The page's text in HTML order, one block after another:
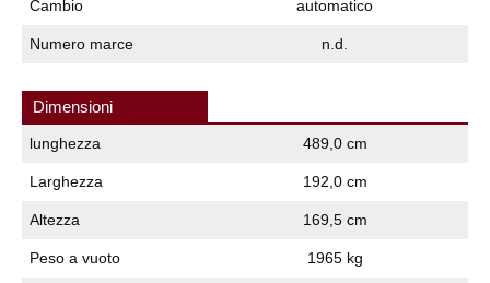
Cambio automatico
Numero marce n.d.
Dimensioni
lunghezza 489,0 cm
Larghezza 192,0 cm
Altezza 169,5 cm
Peso a vuoto 1965 kg